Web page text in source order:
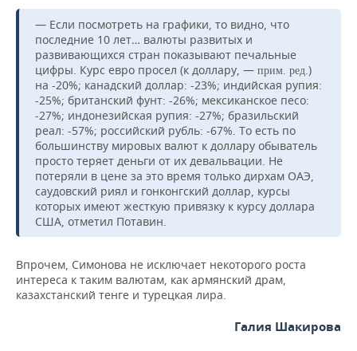
— Если посмотреть на графики, то видно, что
последние 10 лет… валюты развитых и
развивающихся стран показывают печальные
цифры. Курс евро просел (к доллару, — прим. ред.)
на -20%; канадский доллар: -23%; индийская рупия:
-25%; британский фунт: -26%; мексиканское песо:
-27%; индонезийская рупия: -27%; бразильский
реал: -57%; российский рубль: -67%. То есть по
большинству мировых валют к доллару обыватель
просто теряет деньги от их девальвации. Не
потеряли в цене за это время только дирхам ОАЭ,
саудовский риял и гонконгский доллар, курсы
которых имеют жесткую привязку к курсу доллара
США, отметил Потавин.
Впрочем, Симонова не исключает некоторого роста
интереса к таким валютам, как армянский драм,
казахстанский тенге и турецкая лира.
Галия Шакирова